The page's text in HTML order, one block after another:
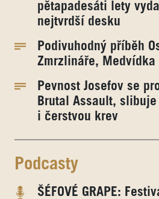
pětapadesáti lety
nejtvrdší desku
Podivuhodný příběh
Zmrzlináře, Medvídka
Pevnost Josefov se
Brutal Assault,
i čerstvou krev
Podcasty
ŠÉFOVÉ GRAPE: